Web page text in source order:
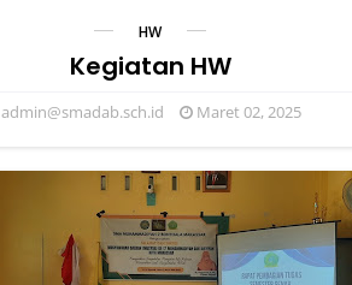
HW
Kegiatan HW
admin@smadab.sch.id Maret 02, 2025